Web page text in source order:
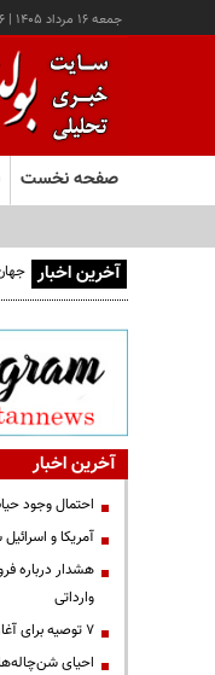
جمعه ۱۶ مرداد ۱۴۰۵ |
صفحه نخست
آخرین اخبار
آخرین اخبار
احتمال وجود
آمریکا و
هشدار درباره
وارداتی
۷ توصیه برای آغاز نویسندگی
احیای